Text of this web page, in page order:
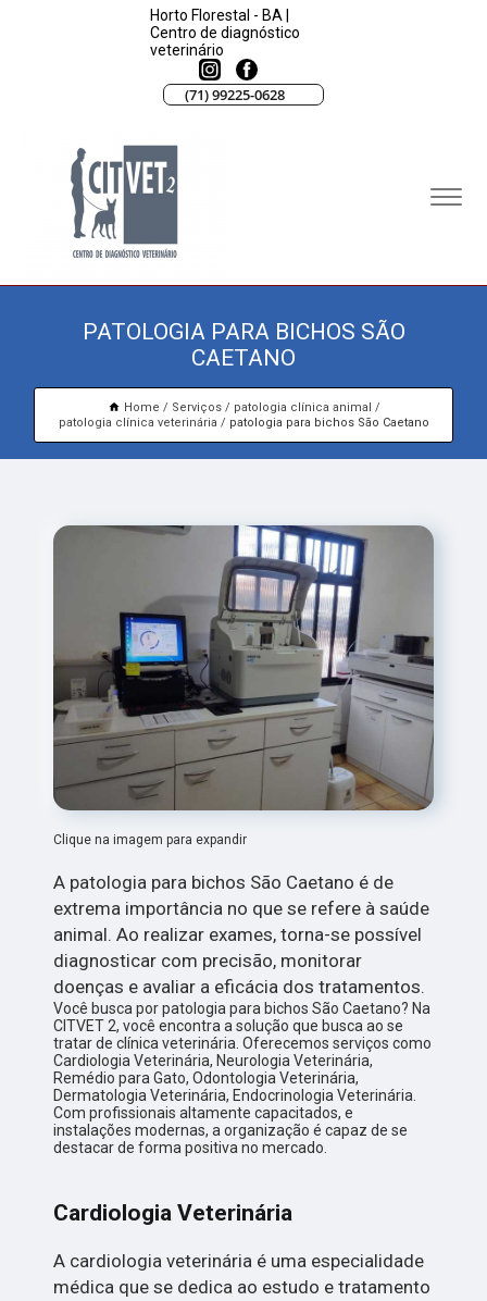
Horto Florestal - BA |
Centro de diagnóstico
veterinário
(71) 99225-0628
PATOLOGIA PARA BICHOS SÃO
CAETANO
Home Serviços
patologia clínica animal
patologia clínica veterinária
patologia para bichos São Caetano
Clique na imagem para expandir
A patologia para bichos São Caetano é de
extrema importância no que se refere à saúde
animal. Ao realizar exames, torna-se possível
diagnosticar com precisão, monitorar
doenças e avaliar a eficácia dos tratamentos.
Você busca por patologia para bichos São Caetano? Na
CITVET 2, você encontra a solução que busca ao se
tratar de clínica veterinária. Oferecemos serviços como
Cardiologia Veterinária, Neurologia Veterinária,
Remédio para Gato, Odontologia Veterinária,
Dermatologia Veterinária, Endocrinologia Veterinária.
Com profissionais altamente capacitados, e
instalações modernas, a organização é capaz de se
destacar de forma positiva no mercado.
Cardiologia Veterinária
A cardiologia veterinária é uma especialidade
médica que se dedica ao estudo e tratamento